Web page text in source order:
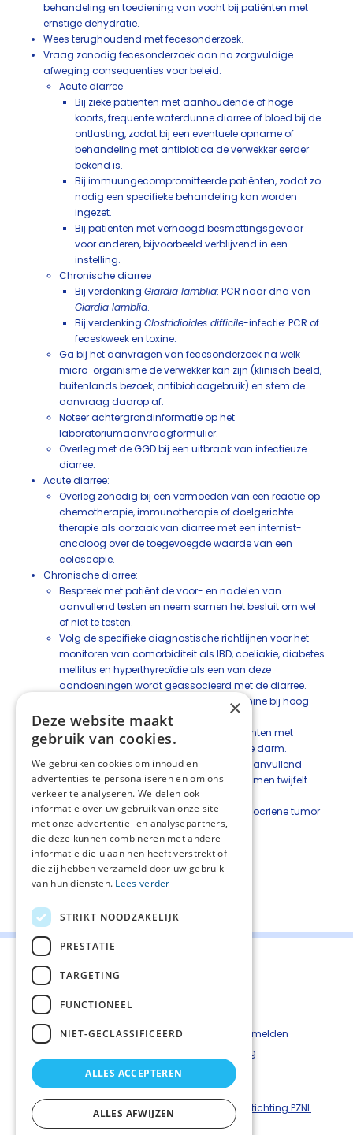
behandeling en toediening van vocht bij patiënten met
ernstige dehydratie.
Wees terughoudend met fecesonderzoek.
Vraag zonodig fecesonderzoek aan na zorgvuldige
afweging consequenties voor beleid:
Acute diarree
Bij zieke patiënten met aanhoudende of hoge
koorts, frequente waterdunne diarree of bloed bij de
ontlasting, zodat bij een eventuele opname of
behandeling met antibiotica de verwekker eerder
bekend is.
Bij immuungecompromitteerde patiënten, zodat zo
nodig een specifieke behandeling kan worden
ingezet.
Bij patiënten met verhoogd besmettingsgevaar
voor anderen, bijvoorbeeld verblijvend in een
instelling.
Chronische diarree
Bij verdenking Giardia lamblia: PCR naar dna van
Giardia lamblia.
Bij verdenking Clostridioides difficile-infectie: PCR of
feceskweek en toxine.
Ga bij het aanvragen van fecesonderzoek na welk
micro-organisme de verwekker kan zijn (klinisch beeld,
buitenlands bezoek, antibioticagebruik) en stem de
aanvraag daarop af.
Noteer achtergrondinformatie op het
laboratoriumaanvraagformulier.
Overleg met de GGD bij een uitbraak van infectieuze
diarree.
Acute diarree:
Overleg zonodig bij een vermoeden van een reactie op
chemotherapie, immunotherapie of doelgerichte
therapie als oorzaak van diarree met een internist-
oncoloog over de toegevoegde waarde van een
coloscopie.
Chronische diarree:
Bespreek met patiënt de voor- en nadelen van
aanvullend testen en neem samen het besluit om wel
of niet te testen.
Volg de specifieke diagnostische richtlijnen voor het
monitoren van comorbiditeit als IBD, coeliakie, diabetes
mellitus en hyperthyreoïdie als een van deze
aandoeningen wordt geassocieerd met de diarree.
Overweeg proefbehandeling colestyramine bij hoog
vermoeden malabsorptie galzouten.
Wees terughoudend met testen bij patiënten met
verdenking bacteriële overgroei in dunne darm.
Overweeg multidisciplinair overleg om aanvullend
testen te bespreken bij patiënten waarbij men twijfelt
over aanwezigheid van exocriene
pancreasinsufficientie of een neuro-endocriene tumor
met verdenking op carcinoïdsyndroom.
Deel deze pagina:
Contact
Kwetsbaarheid melden
Privacyverkaring
Disclaimer
Richtlijnen palliatieve zorg is een uitgave van © Stichting PZNL
×
Deze website maakt
gebruik van cookies.
We gebruiken cookies om inhoud en
advertenties te personaliseren en om ons
verkeer te analyseren. We delen ook
informatie over uw gebruik van onze site
met onze advertentie- en analysepartners,
die deze kunnen combineren met andere
informatie die u aan hen heeft verstrekt of
die zij hebben verzameld door uw gebruik
van hun diensten. Lees verder
STRIKT NOODZAKELIJK
PRESTATIE
TARGETING
FUNCTIONEEL
NIET-GECLASSIFICEERD
ALLES ACCEPTEREN
ALLES AFWIJZEN